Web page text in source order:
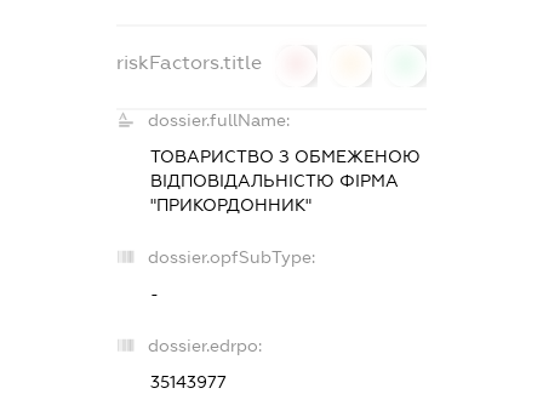
riskFactors.title
dossier.fullName:
ТОВАРИСТВО З ОБМЕЖЕНОЮ
ВІДПОВІДАЛЬНІСТЮ ФІРМА
"ПРИКОРДОННИК"
dossier.opfSubType:
-
dossier.edrpo:
35143977